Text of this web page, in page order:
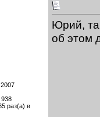
938
раз(а) в
Юрий,
об этом